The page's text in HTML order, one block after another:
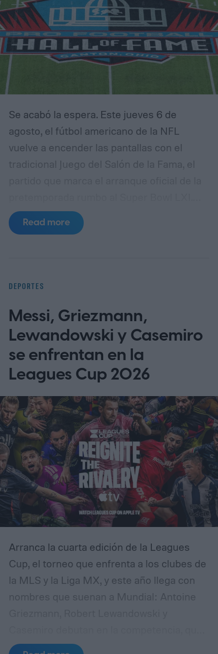
Se acabó la espera. Este jueves 6 de
agosto, el fútbol americano de la NFL
vuelve a encender las pantallas con el
tradicional Juego del Salón de la Fama, el
Los protagonistas serán Carolina
Panthers y Arizona Cardinals, dos
Read more
DEPORTES
Messi, Griezmann,
Lewandowski y Casemiro
se enfrentan en la
Leagues Cup 2026
Arranca la cuarta edición de la Leagues
Cup, el torneo que enfrenta a los clubes de
la MLS y la Liga MX, y este año llega con
nombres que suenan a Mundial: Antoine
además se transmite en exclusiva por